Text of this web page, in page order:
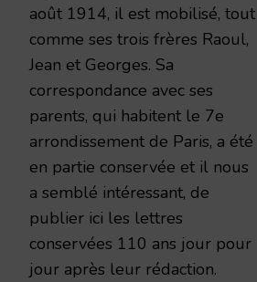
août 1914, il est mobilisé, tout
comme ses trois frères Raoul,
Jean et Georges. Sa
correspondance avec ses
parents, qui habitent le 7e
arrondissement de Paris, a été
en partie conservée et il nous
a semblé intéressant, de
publier ici les lettres
conservées 110 ans jour pour
jour après leur rédaction.